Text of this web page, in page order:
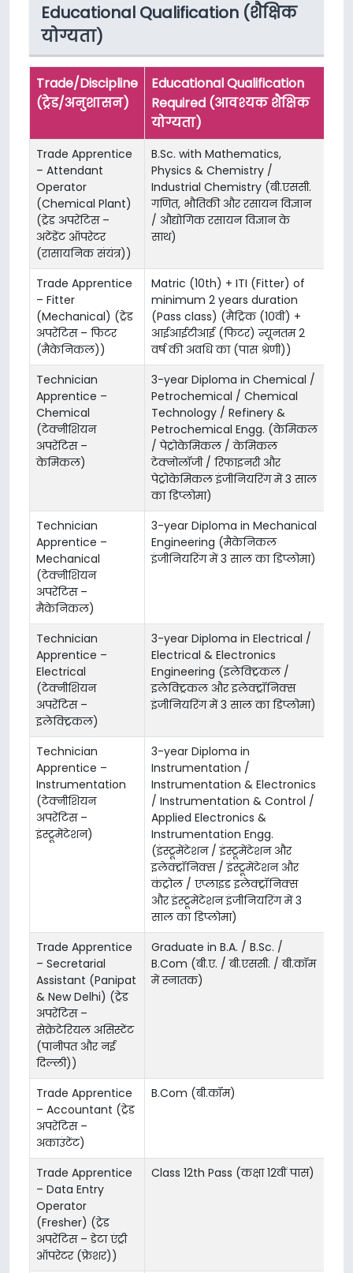
Educational Qualification (शैक्षिक
योग्यता)
Trade/Discipline
(ट्रेड/अनुशासन)
Educational Qualification
Required (आवश्यक शैक्षिक
योग्यता)
Trade Apprentice
– Attendant
Operator
(Chemical Plant)
(ट्रेड अपरेंटिस –
अटेंडेंट ऑपरेटर
(रासायनिक संयंत्र))
B.Sc. with Mathematics,
Physics & Chemistry /
Industrial Chemistry (बी.एससी.
गणित, भौतिकी और रसायन विज्ञान
/ औद्योगिक रसायन विज्ञान के
साथ)
Trade Apprentice
– Fitter
(Mechanical) (ट्रेड
अपरेंटिस – फिटर
(मैकेनिकल))
Matric (10th) + ITI (Fitter) of
minimum 2 years duration
(Pass class) (मैट्रिक (10वीं) +
आईआईटीआई (फिटर) न्यूनतम 2
वर्ष की अवधि का (पास श्रेणी))
Technician
Apprentice –
Chemical
(टेक्नीशियन
अपरेंटिस –
केमिकल)
3-year Diploma in Chemical /
Petrochemical / Chemical
Technology / Refinery &
Petrochemical Engg. (केमिकल
/ पेट्रोकेमिकल / केमिकल
टेक्नोलॉजी / रिफाइनरी और
पेट्रोकेमिकल इंजीनियरिंग में 3 साल
का डिप्लोमा)
Technician
Apprentice –
Mechanical
(टेक्नीशियन
अपरेंटिस –
मैकेनिकल)
3-year Diploma in Mechanical
Engineering (मैकेनिकल
इंजीनियरिंग में 3 साल का डिप्लोमा)
Technician
Apprentice –
Electrical
(टेक्नीशियन
अपरेंटिस –
इलेक्ट्रिकल)
3-year Diploma in Electrical /
Electrical & Electronics
Engineering (इलेक्ट्रिकल /
इलेक्ट्रिकल और इलेक्ट्रॉनिक्स
इंजीनियरिंग में 3 साल का डिप्लोमा)
Technician
Apprentice –
Instrumentation
(टेक्नीशियन
अपरेंटिस –
इंस्ट्रूमेंटेशन)
3-year Diploma in
Instrumentation /
Instrumentation & Electronics
/ Instrumentation & Control /
Applied Electronics &
Instrumentation Engg.
(इंस्ट्रूमेंटेशन / इंस्ट्रूमेंटेशन और
इलेक्ट्रॉनिक्स / इंस्ट्रूमेंटेशन और
कंट्रोल / एप्लाइड इलेक्ट्रॉनिक्स
और इंस्ट्रूमेंटेशन इंजीनियरिंग में 3
साल का डिप्लोमा)
Trade Apprentice
– Secretarial
Assistant (Panipat
& New Delhi) (ट्रेड
अपरेंटिस –
सेक्रेटेरियल असिस्टेंट
(पानीपत और नई
दिल्ली))
Graduate in B.A. / B.Sc. /
B.Com (बी.ए. / बी.एससी. / बी.कॉम
में स्नातक)
Trade Apprentice
– Accountant (ट्रेड
अपरेंटिस –
अकाउंटेंट)
B.Com (बी.कॉम)
Trade Apprentice
– Data Entry
Operator
(Fresher) (ट्रेड
अपरेंटिस – डेटा एंट्री
ऑपरेटर (फ्रेशर))
Class 12th Pass (कक्षा 12वीं पास)